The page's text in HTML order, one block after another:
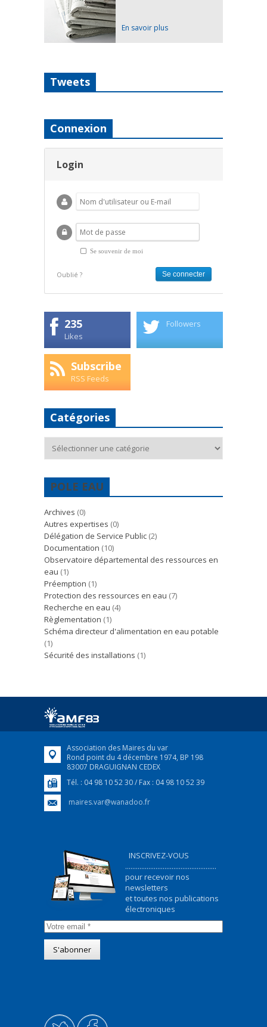
En savoir plus
Tweets
Connexion
Login
Se souvenir de moi
Oublié ?
235
Likes
Followers
Subscribe
RSS Feeds
Catégories
POLE EAU
Archives (0)
Autres expertises (0)
Délégation de Service Public (2)
Documentation (10)
Observatoire départemental des ressources en
eau (1)
Préemption (1)
Protection des ressources en eau (7)
Recherche en eau (4)
Règlementation (1)
Schéma directeur d'alimentation en eau potable
(1)
Sécurité des installations (1)
Association des Maires du var
Rond point du 4 décembre 1974, BP 198
83007 DRAGUIGNAN CEDEX
Tél. : 04 98 10 52 30 / Fax : 04 98 10 52 39
maires.var@wanadoo.fr
INSCRIVEZ-VOUS
...................................................
pour recevoir nos
newsletters
et toutes nos publications
électroniques